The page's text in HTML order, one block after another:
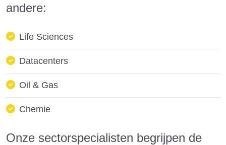
andere:
Life Sciences
Datacenters
Oil & Gas
Chemie
Onze sectorspecialisten begrijpen de